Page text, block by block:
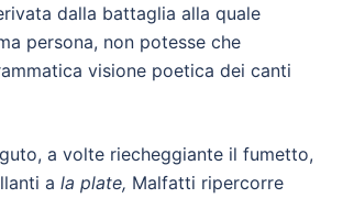
dalla battaglia alla quale
persona, non potesse che
visione poetica dei canti
a volte riecheggiante il fumetto,
a la plate, Malfatti ripercorre